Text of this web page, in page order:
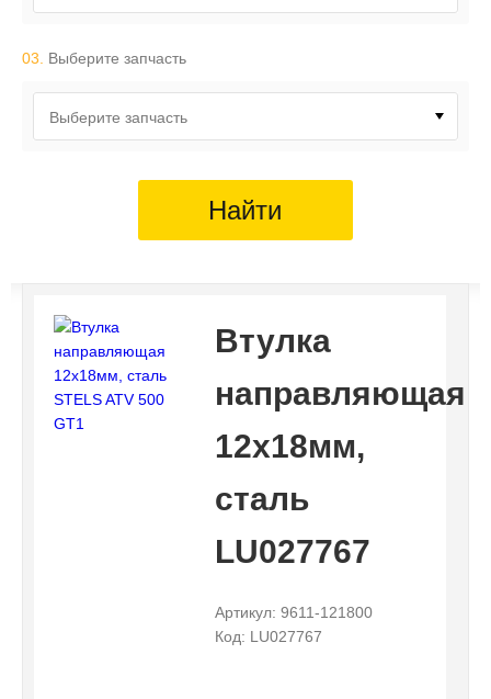
03. Выберите запчасть
Выберите запчасть
Найти
Втулка
направляющая
12x18мм,
сталь
LU027767
Артикул: 9611-121800
Код: LU027767